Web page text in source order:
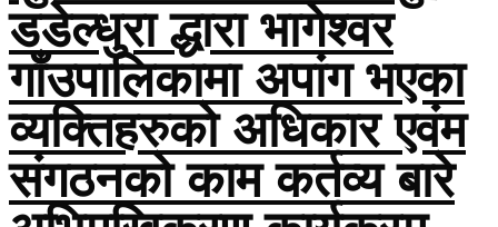
डडेल्धुरा द्धारा भागेश्वर
गाँउपालिकामा अपांग भएका
व्यक्तिहरुको अधिकार एवंम
संगठनको काम कर्तव्य बारे